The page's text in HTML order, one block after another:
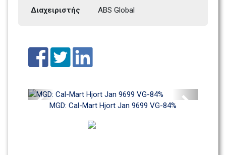
Διαχειριστής
ABS Global
MGD: Cal-Mart Hjort Jan 9699 VG-84%
Previous